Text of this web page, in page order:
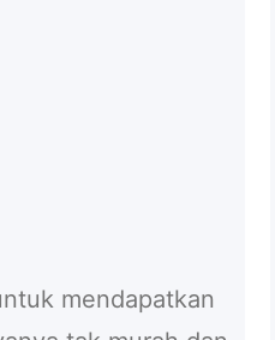
mendapatkan